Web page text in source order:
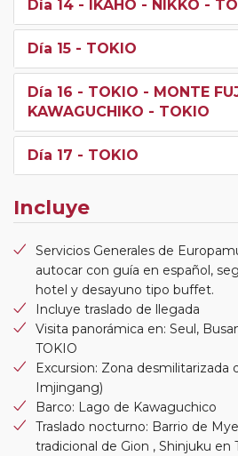
Día 14 - IKAHO - NIKKO -
Día 15 - TOKIO
Día 16 - TOKIO - MONTE
KAWAGUCHIKO - TOKIO
Día 17 - TOKIO
Incluye
Servicios Generales de
autocar con guía en español,
hotel y desayuno tipo buffet.
Incluye traslado de llegada
Visita panorámica en: Seul,
TOKIO
Excursion: Zona desmilitarizada
Imjingang)
Barco: Lago de Kawaguchico
Traslado nocturno: Barrio de
tradicional de Gion , Shinjuku en